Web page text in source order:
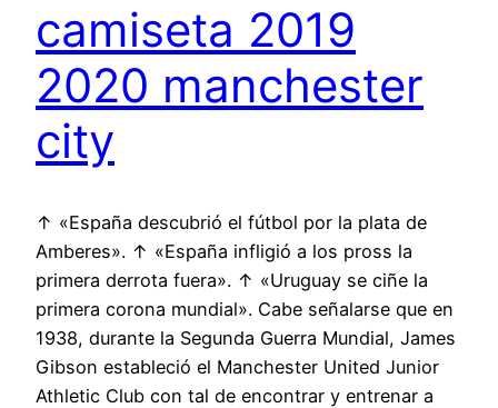
camiseta 2019
2020 manchester
city
↑ «España descubrió el fútbol por la plata de
Amberes». ↑ «España infligió a los pross la
primera derrota fuera». ↑ «Uruguay se ciñe la
primera corona mundial». Cabe señalarse que en
1938, durante la Segunda Guerra Mundial, James
Gibson estableció el Manchester United Junior
Athletic Club con tal de encontrar y entrenar a